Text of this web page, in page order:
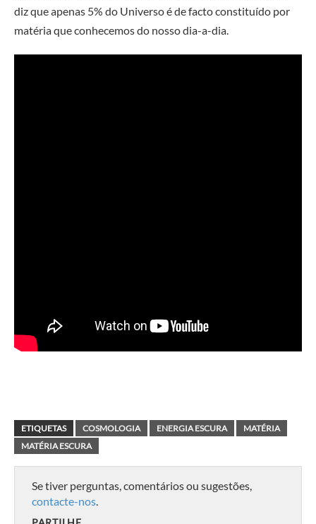
diz que apenas 5% do Universo é de facto constituído por
matéria que conhecemos do nosso dia-a-dia.
ETIQUETAS COSMOLOGIA ENERGIA ESCURA
MATÉRIA
MATÉRIA ESCURA
Se tiver perguntas, comentários ou sugestões,
contacte-nos.